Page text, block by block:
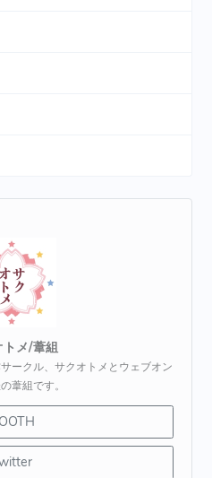
メ/葦組
ークル、サクオトメとウェブオン
葦組です。